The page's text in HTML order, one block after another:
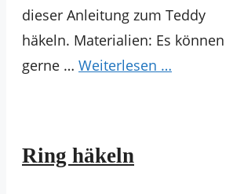
dieser Anleitung zum Teddy
häkeln. Materialien: Es können
gerne … Weiterlesen …
Ring häkeln